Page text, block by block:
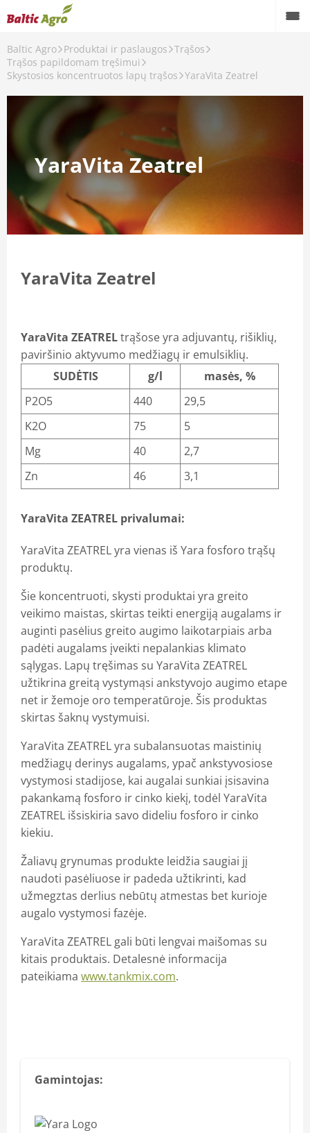
Baltic Agro Produktai ir paslaugos Trąšos
Trąšos papildomam tręšimui
Skystosios koncentruotos lapų trąšos YaraVita Zeatrel
YaraVita Zeatrel
YaraVita Zeatrel
YaraVita ZEATRELtrąšose yra adjuvantų, rišiklių,
paviršinio aktyvumo medžiagų ir emulsiklių.
SUDĖTIS
g/l
masės, %
P2O5
440
29,5
K2O
75
5
Mg
40
2,7
Zn
46 3,1
YaraVita ZEATREL privalumai:
YaraVita ZEATREL yra vienas iš Yara fosforo trąšų
produktų.
Šie koncentruoti, skysti produktai yra greito
veikimo maistas, skirtas teikti energiją augalams ir
auginti pasėlius greito augimo laikotarpiais arba
padėti augalams įveikti nepalankias klimato
sąlygas. Lapų tręšimas su YaraVita ZEATREL
užtikrina greitą vystymąsi ankstyvojo augimo etape
net ir žemoje oro temperatūroje. Šis produktas
skirtas šaknų vystymuisi.
YaraVita ZEATREL yra subalansuotas maistinių
medžiagų derinys augalams, ypač ankstyvosiose
vystymosi stadijose, kai augalai sunkiai įsisavina
pakankamą fosforo ir cinko kiekį, todėl YaraVita
ZEATREL išsiskiria savo dideliu fosforo ir cinko
kiekiu.
Žaliavų grynumas produkte leidžia saugiai jį
naudoti pasėliuose ir padeda užtikrinti, kad
užmegztas derlius nebūtų atmestas bet kurioje
augalo vystymosi fazėje.
YaraVita ZEATREL gali būti lengvai maišomas su
kitais produktais. Detalesnė informacija
pateikiama www.tankmix.com.
Gamintojas: